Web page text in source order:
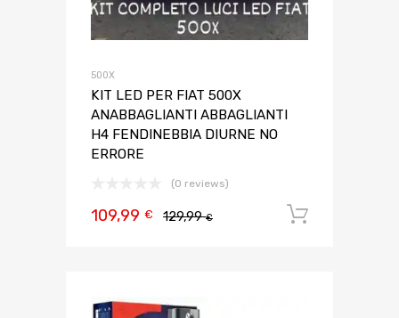
500X
KIT LED PER FIAT 500X
ANABBAGLIANTI ABBAGLIANTI
H4 FENDINEBBIA DIURNE NO
ERRORE
(0 reviews)
129,99€
109,99 €